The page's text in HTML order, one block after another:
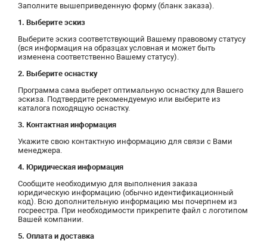
Заполните вышеприведенную форму (бланк заказа).
1. Выберите эскиз
Выберите эскиз соответствующий Вашему правовому статусу
(вся информация на образцах условная и может быть
изменена соответственно Вашему статусу).
2. Выберите оснастку
Программа сама выберет оптимальную оснастку для Вашего
эскиза. Подтвердите рекомендуемую или выберите из
каталога походящую оснастку.
3. Контактная информация
Укажите свою контактную информацию для связи с Вами
менеджера.
4. Юридическая информация
Сообщите необходимую для выполнения заказа
юридическую информацию (обычно идентификационный
код). Всю дополнительную информацию мы почерпнем из
госреестра. При необходимости прикрепите файл с логотипом
Вашей компании.
5. Оплата и доставка